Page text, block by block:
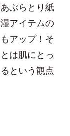
ぶらとり紙
アイテムの
アップ！そ
は肌にとっ
という観点